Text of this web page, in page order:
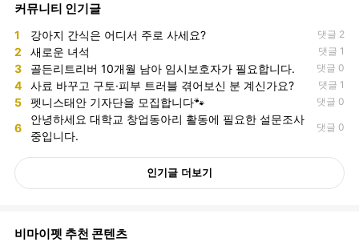
커뮤니티 인기글
1 강아지 간식은 어디서 주로 사세요? 댓글 2
2 새로운 녀석 댓글 1
3 골든리트리버 10개월 남아 임시보호자가 필요합니다. 댓글 0
4 사료 바꾸고 구토·피부 트러블 겪어보신 분 계신가요? 댓글 1
5 펫니스태안 기자단을 모집합니다🐾 댓글 0
6
안녕하세요 대학교 창업동아리 활동에 필요한 설문조사
중입니다.
댓글 0
인기글 더보기
비마이펫 추천 콘텐츠